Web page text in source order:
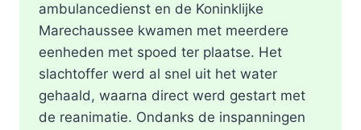
ambulancedienst en de Koninklijke
Marechaussee kwamen met meerdere
eenheden met spoed ter plaatse. Het
slachtoffer werd al snel uit het water
gehaald, waarna direct werd gestart met
de reanimatie. Ondanks de inspanningen